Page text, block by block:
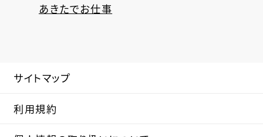
あきたでお仕事
サイトマップ
利用規約